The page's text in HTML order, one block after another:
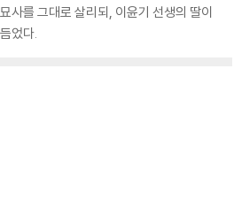
사를 그대로 살리되, 이윤기 선생의 딸이
었다.